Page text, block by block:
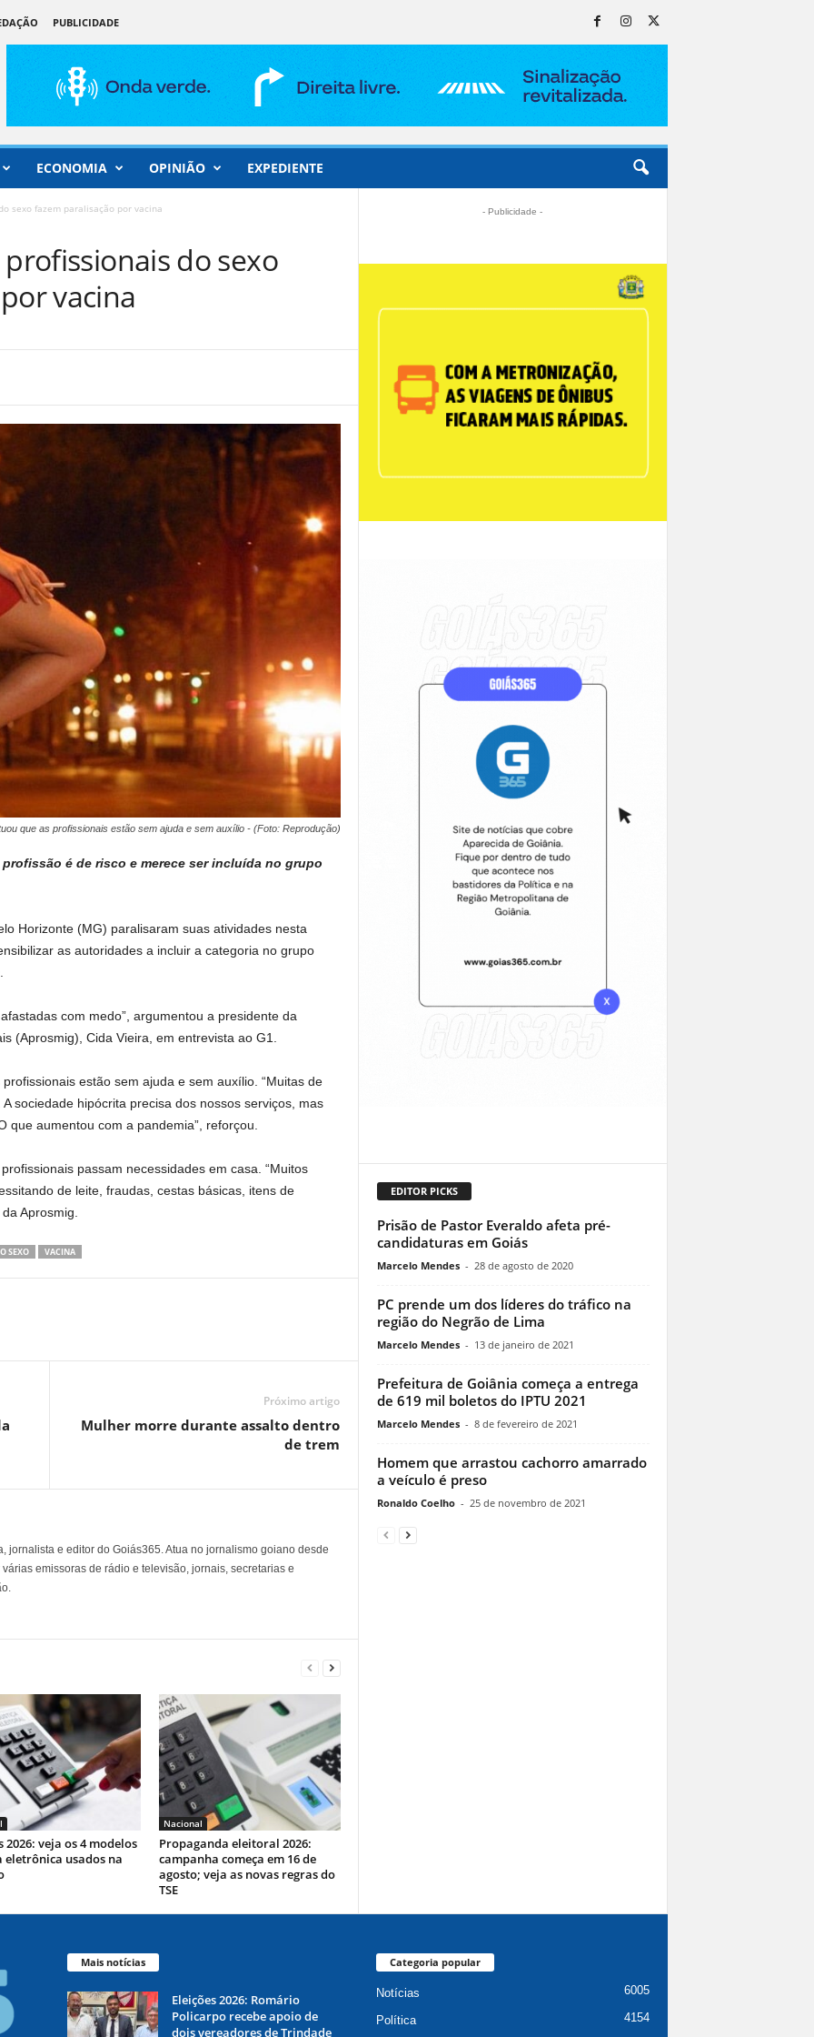
PUBLICIDADE
ECONOMIA OPINIÃO EXPEDIENTE
sexo fazem paralisação por vacina
do sexo
vacina
que as profissionais estão sem ajuda e sem auxílio - (Foto: Reprodução)
é de risco e merece ser incluída no grupo
Horizonte (MG) paralisaram suas atividades nesta
as autoridades a incluir a categoria no grupo
com medo”, argumentou a presidente da
(Aprosmig), Cida Vieira, em entrevista ao G1.
estão sem ajuda e sem auxílio. “Muitas de
sociedade hipócrita precisa dos nossos serviços, mas
que aumentou com a pandemia”, reforçou.
passam necessidades em casa. “Muitos
de leite, fraudas, cestas básicas, itens de
Aprosmig.
SEXO VACINA
Próximo artigo
Mulher morre durante assalto dentro
de trem
jornalista e editor do Goiás365. Atua no jornalismo goiano desde
emissoras de rádio e televisão, jornais, secretarias e
2026: veja os 4 modelos
eletrônica usados na
Nacional
Propaganda eleitoral 2026:
campanha começa em 16 de
agosto; veja as novas regras do
TSE
- Publicidade -
EDITOR PICKS
Prisão de Pastor Everaldo afeta pré-
candidaturas em Goiás
Marcelo Mendes - 28 de agosto de 2020
PC prende um dos líderes do tráfico na
região do Negrão de Lima
Marcelo Mendes - 13 de janeiro de 2021
Prefeitura de Goiânia começa a entrega
de 619 mil boletos do IPTU 2021
Marcelo Mendes - 8 de fevereiro de 2021
Homem que arrastou cachorro amarrado
a veículo é preso
Ronaldo Coelho - 25 de novembro de 2021
Mais notícias
Eleições 2026: Romário
Policarpo recebe apoio de
dois vereadores de Trindade
Categoria popular
Notícias 6005
Política 4154